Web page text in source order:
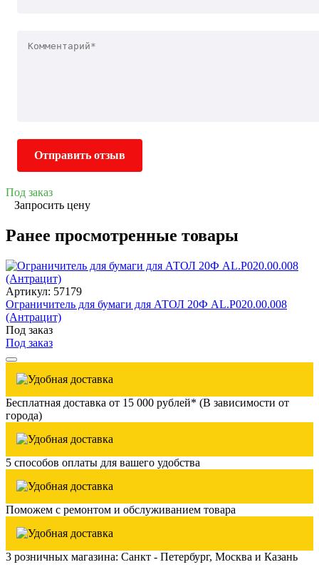
Отправить отзыв
Под заказ
Запросить цену
Ранее просмотренные товары
Артикул: 57179
Ограничитель для бумаги для АТОЛ 20Ф AL.P020.00.008
(Антрацит)
Под заказ
Под заказ
Бесплатная доставка от 15 000 рублей* (В зависимости от
города)
5 способов оплаты для вашего удобства
Поможем с ремонтом и обслуживанием товара
3 розничных магазина: Санкт - Петербург, Москва и Казань